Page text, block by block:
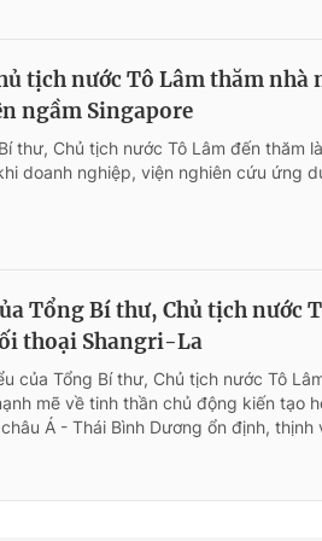
tịch nước Tô Lâm thăm nhà
ngầm Singapore
thư, Chủ tịch nước Tô Lâm đến thăm
doanh nghiệp, viện nghiên cứu ứng
Tổng Bí thư, Chủ tịch nước
thoại Shangri-La
của Tổng Bí thư, Chủ tịch nước Tô
mẽ về tinh thần chủ động kiến tạo
Á - Thái Bình Dương ổn định, thịnh